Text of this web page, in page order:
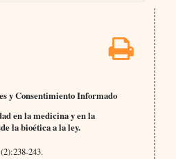
y Consentimiento Informado
en la medicina y en la
la bioética a la ley.
243.